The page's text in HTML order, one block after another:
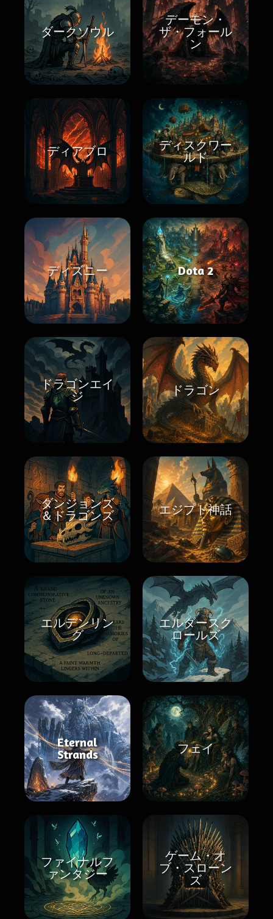
ダークソウル
デーモン・
ザ・フォール
ン
ディアブロ
ディスクワー
ルド
ディズニー Dota 2
ドラゴンエイ
ジ
ドラゴン
ダンジョンズ
＆ドラゴンズ
エジプト神話
エルデンリン
グ
エルダースク
ロールズ
Eternal
Strands
フェイ
ファイナルフ
ァンタジー
ゲーム・オ
ブ・スローン
ズ